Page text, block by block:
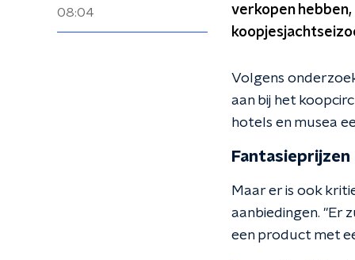
08:04
verkopen
Volgens
aan bij het
hotels en musea
Fantasieprijzen
Maar er is ook
aanbiedingen. "Er
een product met